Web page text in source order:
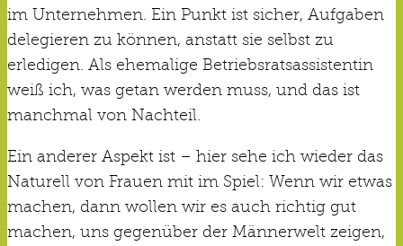
im Unternehmen. Ein Punkt ist sicher, Aufgaben
delegieren zu können, anstatt sie selbst zu
erledigen. Als ehemalige Betriebsratsassistentin
weiß ich, was getan werden muss, und das ist
manchmal von Nachteil.
Ein anderer Aspekt ist – hier sehe ich wieder das
Naturell von Frauen mit im Spiel: Wenn wir etwas
machen, dann wollen wir es auch richtig gut
machen, uns gegenüber der Männerwelt zeigen,